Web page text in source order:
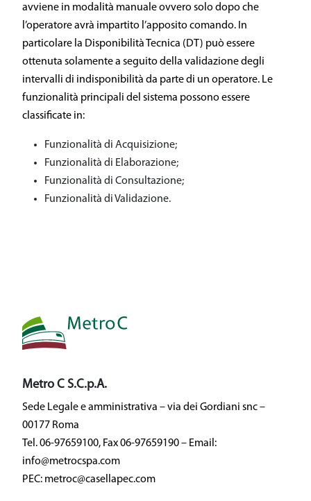
avviene in modalità manuale ovvero solo dopo che
l’operatore avrà impartito l’apposito comando. In
particolare la Disponibilità Tecnica (DT) può essere
ottenuta solamente a seguito della validazione degli
intervalli di indisponibilità da parte di un operatore. Le
funzionalità principali del sistema possono essere
classificate in:
Funzionalità di Acquisizione;
Funzionalità di Elaborazione;
Funzionalità di Consultazione;
Funzionalità di Validazione.
Metro C S.C.p.A.
Sede Legale e amministrativa – via dei Gordiani snc –
00177 Roma
Tel. 06-97659100, Fax 06-97659190 – Email:
info@metrocspa.com
PEC: metroc@casellapec.com